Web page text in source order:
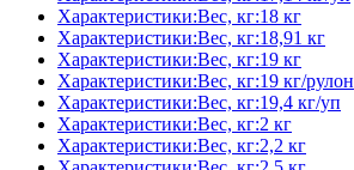
Характеристики:Вес, кг:18 кг
Характеристики:Вес, кг:18,91 кг
Характеристики:Вес, кг:19 кг
Характеристики:Вес, кг:19 кг/рулон
Характеристики:Вес, кг:19,4 кг/уп
Характеристики:Вес, кг:2 кг
Характеристики:Вес, кг:2,2 кг